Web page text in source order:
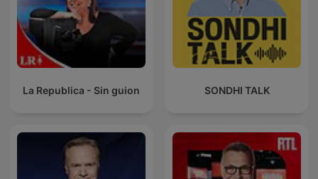
La Republica - Sin guion SONDHI TALK